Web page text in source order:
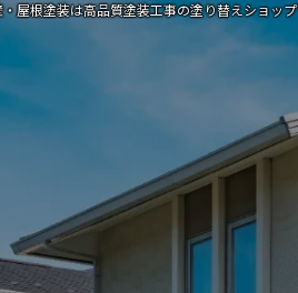
屋根塗装は高品質塗装工事の塗り替えショップ